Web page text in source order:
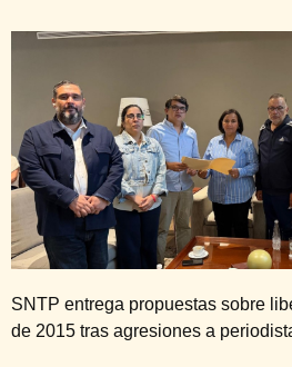
SNTP entrega propuestas sobre
de 2015 tras agresiones a